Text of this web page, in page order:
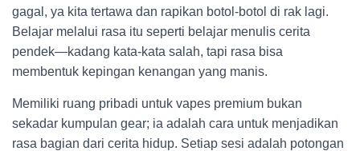
gagal, ya kita tertawa dan rapikan botol-botol di rak lagi.
Belajar melalui rasa itu seperti belajar menulis cerita
pendek—kadang kata-kata salah, tapi rasa bisa
membentuk kepingan kenangan yang manis.
Memiliki ruang pribadi untuk vapes premium bukan
sekadar kumpulan gear; ia adalah cara untuk menjadikan
rasa bagian dari cerita hidup. Setiap sesi adalah potongan